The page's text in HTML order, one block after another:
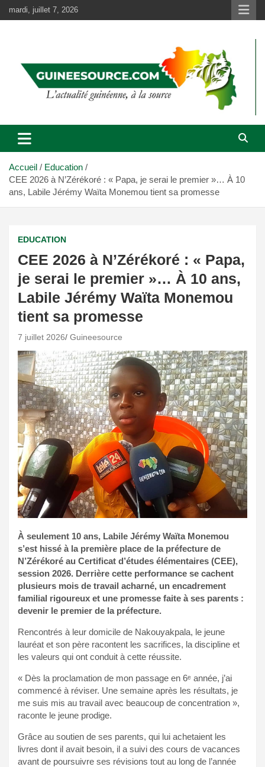
au
mardi, juillet 7, 2026
Accueil
Education
CEE 2026 à N’Zérékoré : « Papa, je serai le premier »… À 10
ans, Labile Jérémy Waïta Monemou tient sa promesse
EDUCATION
CEE 2026 à N’Zérékoré : « Papa,
je serai le premier »… À 10 ans,
Labile Jérémy Waïta Monemou
tient sa promesse
7 juillet 2026 Guineesource
À seulement 10 ans, Labile Jérémy Waïta Monemou
s’est hissé à la première place de la préfecture de
N’Zérékoré au Certificat d’études élémentaires (CEE),
session 2026. Derrière cette performance se cachent
plusieurs mois de travail acharné, un encadrement
familial rigoureux et une promesse faite à ses parents :
devenir le premier de la préfecture.
Rencontrés à leur domicile de Nakouyakpala, le jeune
lauréat et son père racontent les sacrifices, la discipline et
les valeurs qui ont conduit à cette réussite.
« Dès la proclamation de mon passage en 6ᵉ année, j’ai
commencé à réviser. Une semaine après les résultats, je
me suis mis au travail avec beaucoup de concentration »,
raconte le jeune prodige.
Grâce au soutien de ses parents, qui lui achetaient les
livres dont il avait besoin, il a suivi des cours de vacances
avant de poursuivre ses révisions tout au long de l’année